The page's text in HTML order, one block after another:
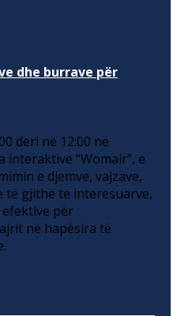
dhe burrave për
deri në 12:00 në
interaktive “Womair”, e
e djemve, vajzave,
të gjithë të interesuarve,
efektive për
në hapësira të